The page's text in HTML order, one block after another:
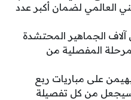
العالمي لضمان أكبر عدد
الجماهير المحتشدة
المفصلية من
على مباريات ربع
كأس العالم 2026 سيجعل من كل تفصيلة